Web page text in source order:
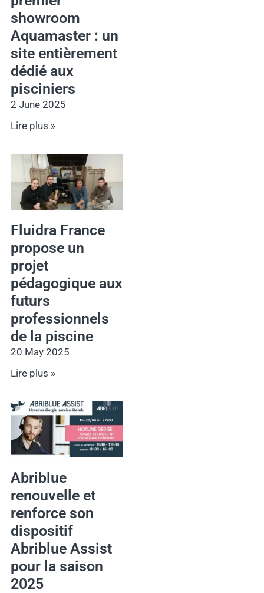
showroom
Aquamaster : un
site entièrement
dédié aux
pisciniers
2 June 2025
Lire plus »
Fluidra France
propose un
projet
pédagogique aux
futurs
professionnels
de la piscine
20 May 2025
Lire plus »
Abriblue
renouvelle et
renforce son
dispositif
Abriblue Assist
pour la saison
2025